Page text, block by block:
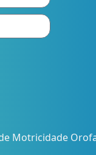
Motricidade